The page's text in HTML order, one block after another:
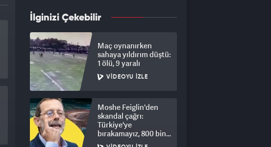
İlginizi Çekebilir
Maç oynanırken
sahaya yıldırım düştü:
1 ölü, 9 yaralı
VIDEOYU İZLE
Moshe Feiglin'den
skandal çağrı:
Türkiye'ye
bırakamayız, 800 bin
kişi için derhal sürgün!